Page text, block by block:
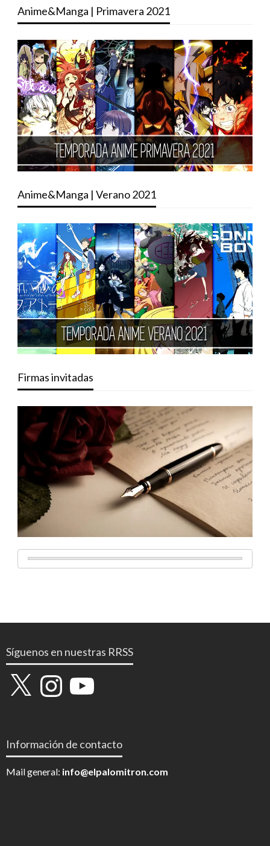
Anime&Manga | Primavera 2021
Anime&Manga | Verano 2021
Firmas invitadas
Síguenos en nuestras RRSS
X InstagramYouTube
Información de contacto
Mail general: info@elpalomitron.com